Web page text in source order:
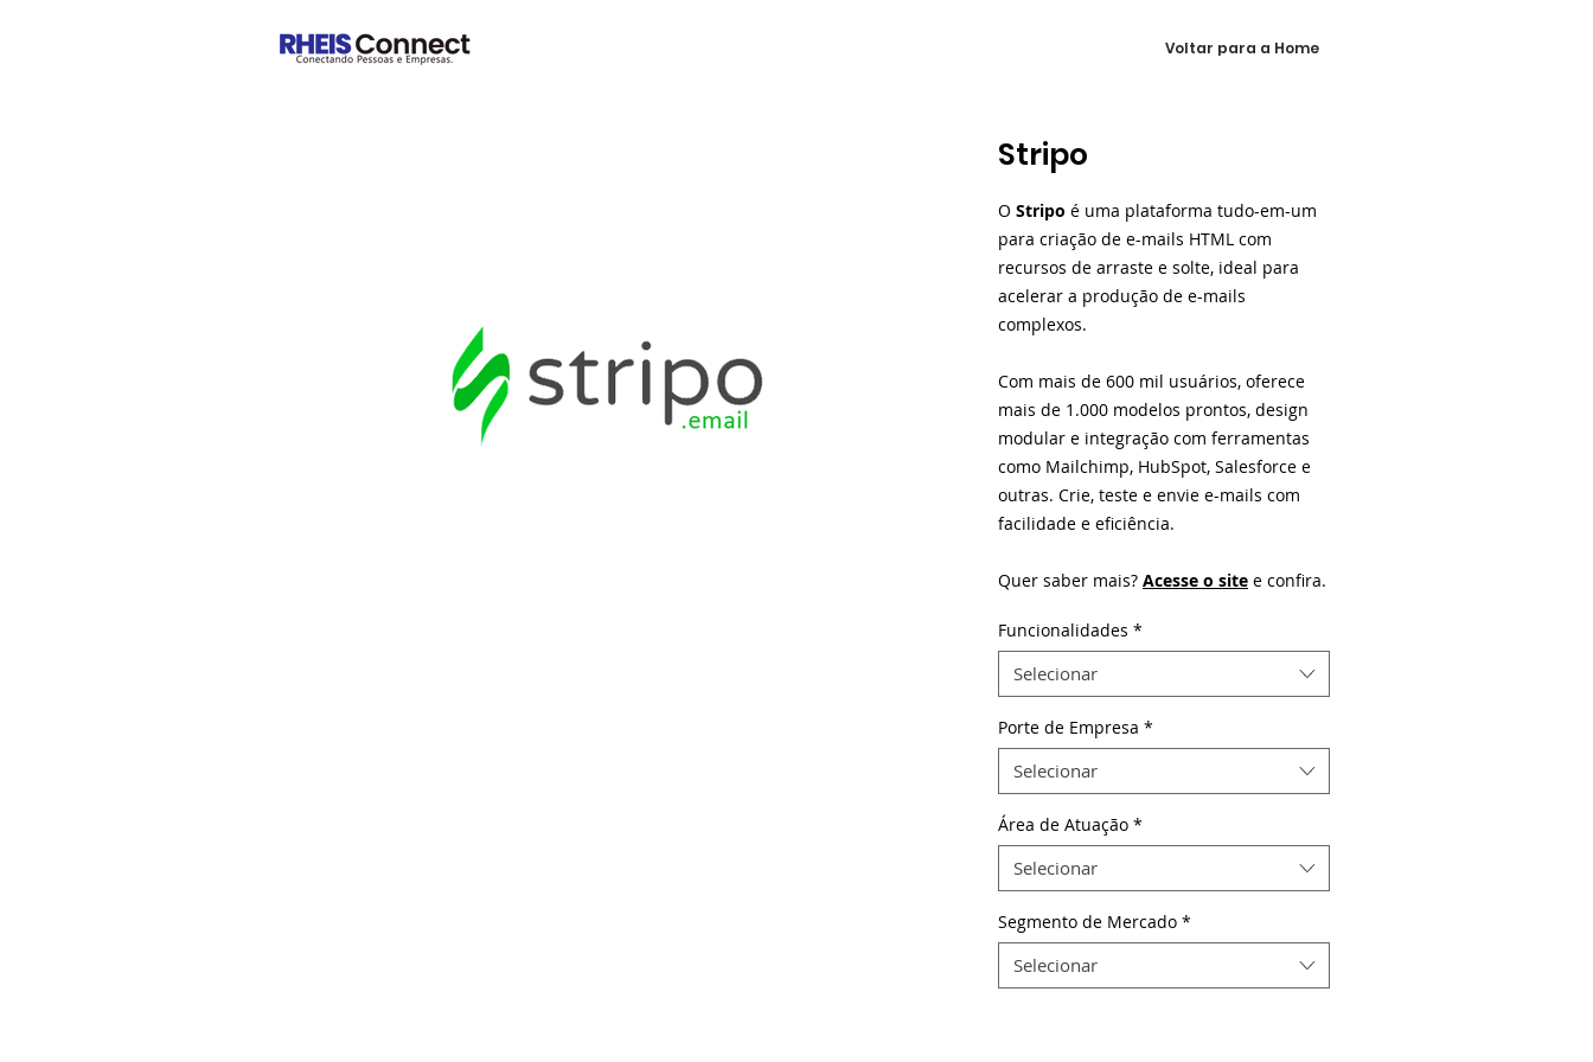
Voltar para a Home
Stripo
O Stripo é uma plataforma tudo-em-um
para criação de e-mails HTML com
recursos de arraste e solte, ideal para
acelerar a produção de e-mails
complexos.
Com mais de 600 mil usuários, oferece
mais de 1.000 modelos prontos, design
modular e integração com ferramentas
como Mailchimp, HubSpot, Salesforce e
outras. Crie, teste e envie e-mails com
facilidade e eficiência.
Quer saber mais? Acesse o site e confira.
Funcionalidades *
Selecionar
Porte de Empresa *
Selecionar
Área de Atuação *
Selecionar
Segmento de Mercado *
Selecionar